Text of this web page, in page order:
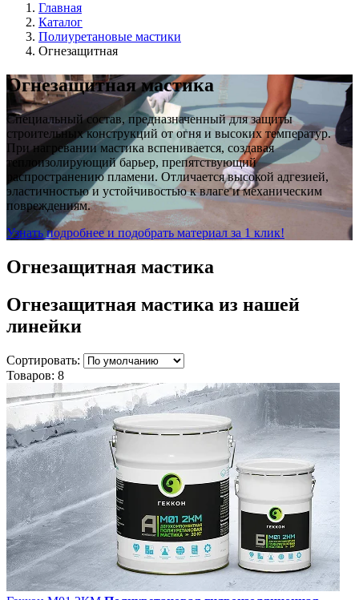
Главная
Каталог
Полиуретановые мастики
Огнезащитная
Огнезащитная мастика
Специальный состав, предназначенный для защиты
строительных конструкций от огня и высоких температур.
При нагревании мастика вспенивается, создавая
теплоизолирующий барьер, препятствующий
распространению пламени. Отличается высокой адгезией,
эластичностью и устойчивостью к влаге и механическим
повреждениям.
Узнать подробнее и подобрать материал за 1 клик!
Огнезащитная мастика
Огнезащитная мастика из нашей
линейки
Сортировать:
Товаров: 8